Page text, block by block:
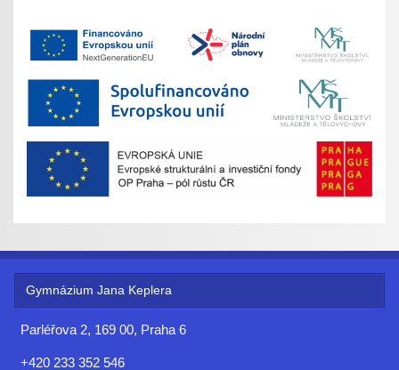
Gymnázium Jana Keplera
Parléřova 2, 169 00, Praha 6
+420 233 352 546